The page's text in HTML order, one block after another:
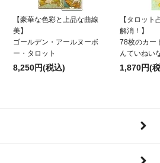
【豪華な色彩と上品な曲線
美】
ゴールデン・アールヌーボ
ー・タロット
8,250円(税込)
【タロット
解消！】
78枚のカー
んていねい
1,870円(